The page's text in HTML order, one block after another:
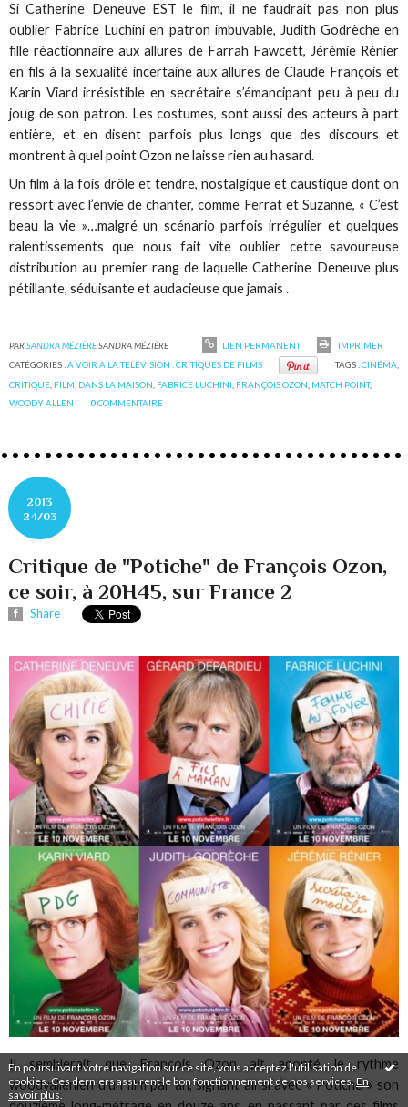
En poursuivant votre navigation sur ce site, vous acceptez l'utilisation de
cookies. Ces derniers assurent le bon fonctionnement de nos services.En
savoir plus.
Si Catherine Deneuve EST le film, il ne faudrait pas non plus
oublier Fabrice Luchini en patron imbuvable, Judith Godrèche en
fille réactionnaire aux allures de Farrah Fawcett, Jérémie Rénier
en fils à la sexualité incertaine aux allures de Claude François et
Karin Viard irrésistible en secrétaire s’émancipant peu à peu du
joug de son patron. Les costumes, sont aussi des acteurs à part
entière, et en disent parfois plus longs que des discours et
montrent à quel point Ozon ne laisse rien au hasard.
Un film à la fois drôle et tendre, nostalgique et caustique dont on
ressort avec l’envie de chanter, comme Ferrat et Suzanne, « C’est
beau la vie »…malgré un scénario parfois irrégulier et quelques
ralentissements que nous fait vite oublier cette savoureuse
distribution au premier rang de laquelle Catherine Deneuve plus
pétillante, séduisante et audacieuse que jamais .
PARSANDRA MÉZIÈRESANDRA MÉZIÈRE LIEN PERMANENT
IMPRIMER
CATÉGORIES :A VOIR A LA TELEVISION : CRITIQUES DE FILMS TAGS :CINÉMA
CRITIQUE FILM DANS LA MAISON FABRICE LUCHINI FRANÇOIS OZON MATCH POINT,
WOODY ALLEN
0COMMENTAIRE
2013
24/03
Critique de "Potiche" de François Ozon,
ce soir, à 20H45, sur France 2
Share
Il semblerait que François Ozon ait adopté le rythme
woodyallenien d’un film par an, signant ainsi avec « Potiche » son